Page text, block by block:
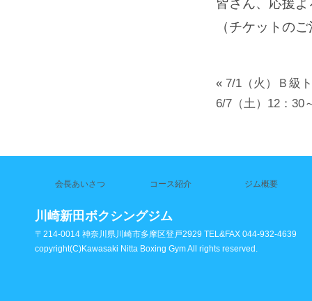
（チケットの
« 7/1（火）Ｂ級
6/7（土）12：30
会長あいさつ コース紹介 ジム概要
川崎新田ボクシングジム
〒214-0014 神奈川県川崎市多摩区登戸2929 TEL&FAX 044-932-4639
copyright(C)Kawasaki Nitta Boxing Gym All rights reserved.